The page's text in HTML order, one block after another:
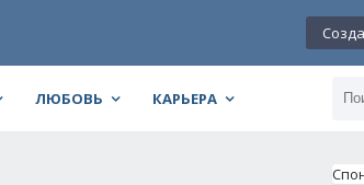
ЛЮБОВЬ КАРЬЕРА